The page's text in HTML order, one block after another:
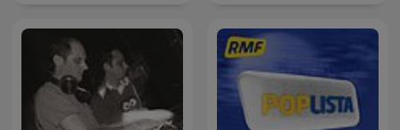
Dance Musi